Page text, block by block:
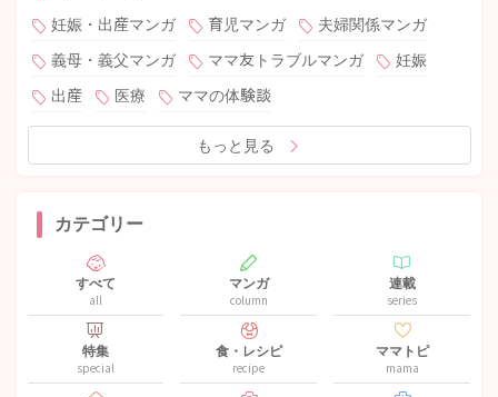
妊娠・出産マンガ 育児マンガ
夫婦関係マンガ
義母・義父マンガ
ママ友トラブルマンガ
妊娠
出産
医療 ママの体験談
もっと見る
カテゴリー
すべて
all
マンガ
column
連載
series
特集
special
食・レシピ
recipe
ママトピ
mama